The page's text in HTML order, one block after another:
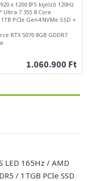
x 1200 IPS kijelző 120Hz
7 355 8 Core
PCIe Gen4 NVMe SSD +
RTX 5070 8GB GDDR7
1.060.900 Ft
LED 165Hz / AMD
/ 1TGB PCIe SSD